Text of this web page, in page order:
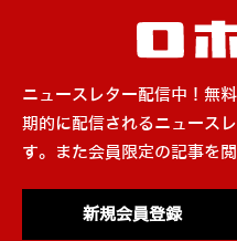
ニュースレター配信中！無
期的に配信されるニュース
す。また会員限定の記事を
新規会員登録